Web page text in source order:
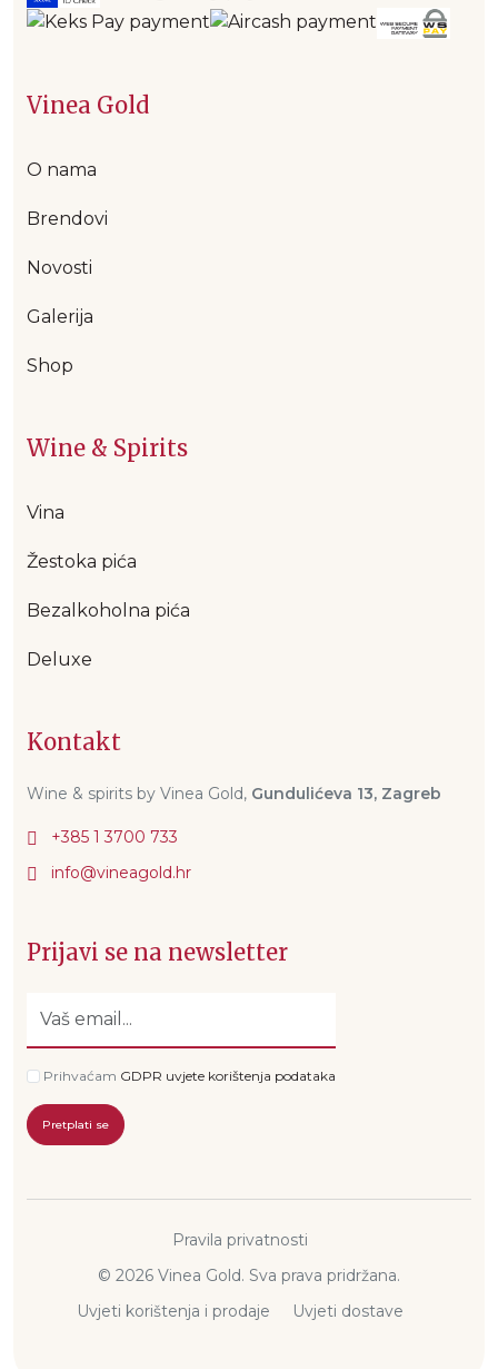
Vinea Gold
O nama
Brendovi
Novosti
Galerija
Shop
Wine & Spirits
Vina
Žestoka pića
Bezalkoholna pića
Deluxe
Kontakt
Wine & spirits by Vinea Gold, Gundulićeva 13, Zagreb
+385 1 3700 733
Prijavi se na newsletter
Prihvaćam GDPR uvjete korištenja podataka
Pretplati se
Pravila privatnosti
© 2026 Vinea Gold. Sva prava pridržana.
Uvjeti korištenja i prodaje
Uvjeti dostave